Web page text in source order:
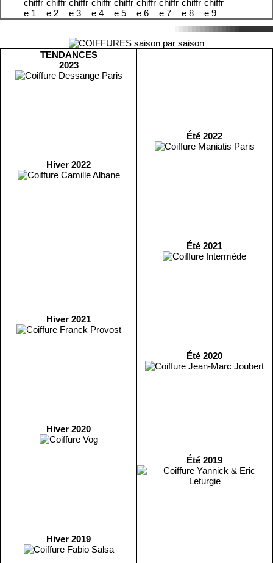
TENDANCES
2023
Hiver 2022
Hiver 2021
Hiver 2020
Hiver 2019
Été 2022
Été 2021
Été 2020
Été 2019